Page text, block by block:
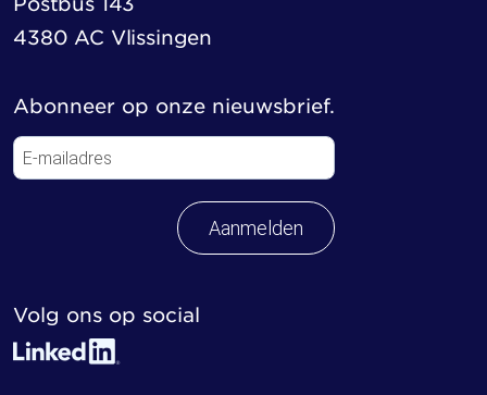
4380 AC Vlissingen
Abonneer op onze nieuwsbrief.
Aanmelden
Volg ons op social